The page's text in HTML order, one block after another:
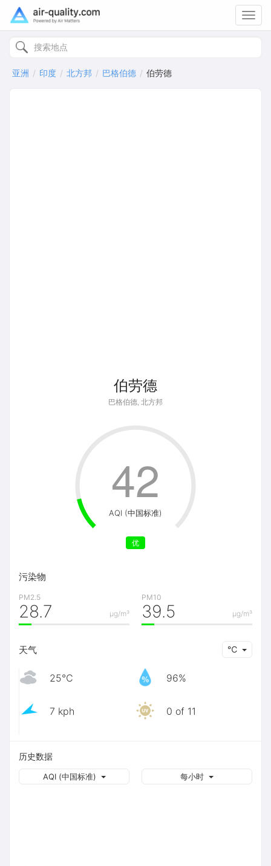
亚洲 印度 北方邦 巴格伯德 伯劳德
伯劳德
巴格伯德, 北方邦
AQI (中国标准)
优
42
污染物
PM2.5
μg/m³
28.7
PM10
μg/m³
39.5
天气 ℃
25℃ 96%
7 kph 0 of 11
历史数据
每小时
AQI (中国标准)